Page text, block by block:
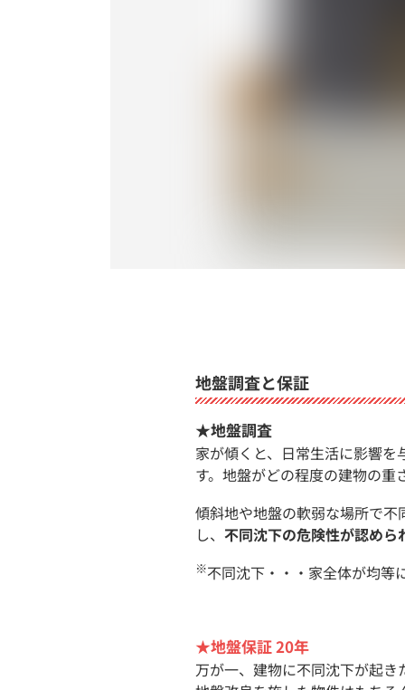
地盤調査と保証
★地盤調査
家が傾くと、日常生活に影響
す。地盤がどの程度の建物の
傾斜地や地盤の軟弱な場所で不
し、 不同沈下の危険性が認め
※不同沈下・・・家全体が均等
★地盤保証 20年
万が一、建物に不同沈下が起